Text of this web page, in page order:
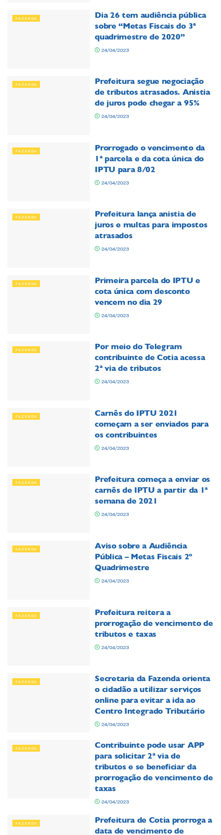
FAZENDA
Dia 26 tem audiência pública
sobre “Metas Fiscais do 3ª
quadrimestre de 2020”
24/04/2023
FAZENDA
Prefeitura segue negociação
de tributos atrasados. Anistia
de juros pode chegar a 95%
24/04/2023
FAZENDA
Prorrogado o vencimento da
1ª parcela e da cota única do
IPTU para 8/02
24/04/2023
FAZENDA
Prefeitura lança anistia de
juros e multas para impostos
atrasados
24/04/2023
FAZENDA
Primeira parcela do IPTU e
cota única com desconto
vencem no dia 29
24/04/2023
FAZENDA
Por meio do Telegram
contribuinte de Cotia acessa
2ª via de tributos
24/04/2023
FAZENDA
Carnês do IPTU 2021
começam a ser enviados para
os contribuintes
24/04/2023
FAZENDA
Prefeitura começa a enviar os
carnês de IPTU a partir da 1ª
semana de 2021
24/04/2023
FAZENDA
Aviso sobre a Audiência
Pública – Metas Fiscais 2º
Quadrimestre
24/04/2023
FAZENDA
Prefeitura reitera a
prorrogação de vencimento de
tributos e taxas
24/04/2023
FAZENDA
Secretaria da Fazenda orienta
o cidadão a utilizar serviços
online para evitar a ida ao
Centro Integrado Tributário
24/04/2023
FAZENDA
Contribuinte pode usar APP
para solicitar 2ª via de
tributos e se beneficiar da
prorrogação de vencimento de
taxas
24/04/2023
FAZENDA
Prefeitura de Cotia prorroga a
data de vencimento de